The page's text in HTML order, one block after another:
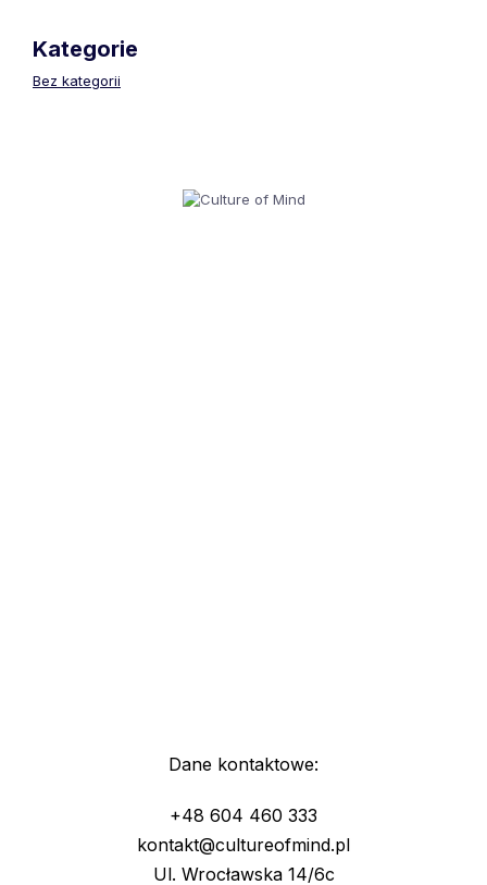
Kategorie
Bez kategorii
Dane kontaktowe:
+48 604 460 333
kontakt@cultureofmind.pl
Ul. Wrocławska 14/6c